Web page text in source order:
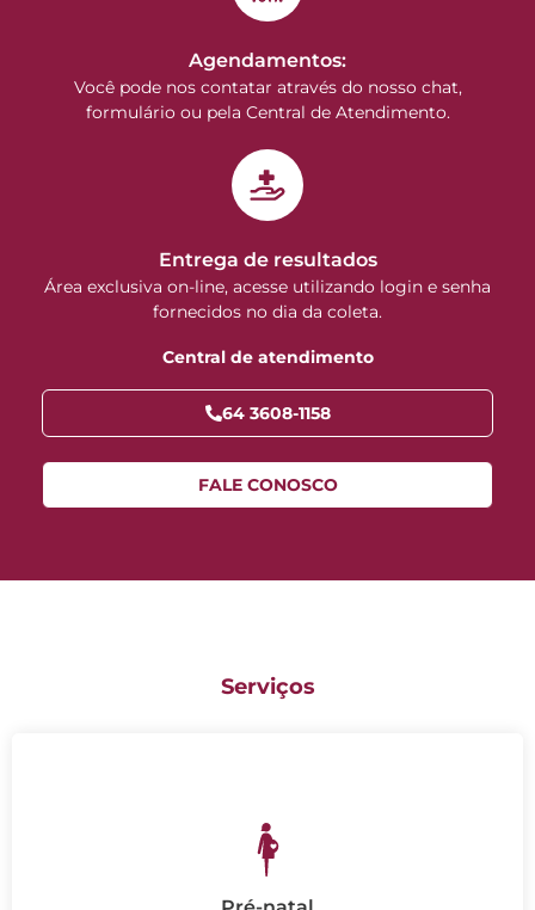
Agendamentos:
Você pode nos contatar através do nosso chat,
formulário ou pela Central de Atendimento.
Entrega de resultados
Área exclusiva on-line, acesse utilizando login e senha
fornecidos no dia da coleta.
Central de atendimento
64 3608-1158
FALE CONOSCO
Serviços